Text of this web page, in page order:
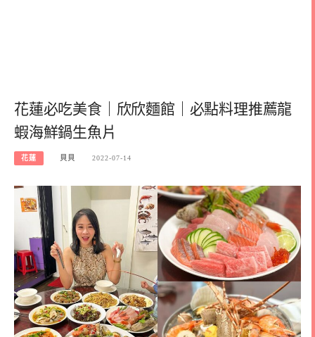
花蓮必吃美食｜欣欣麵館｜必點料理推薦龍
蝦海鮮鍋生魚片
花蓮 貝貝 2022-07-14